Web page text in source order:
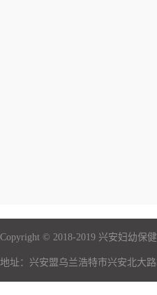
Copyright © 2018-2019 兴安妇幼保
地址：兴安盟乌兰浩特市兴安北大路